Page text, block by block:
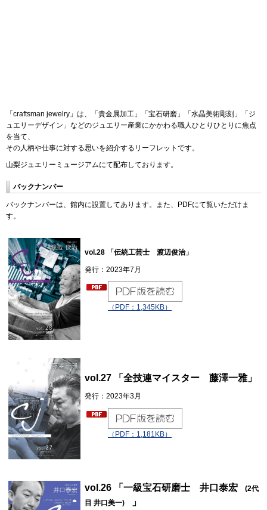
「craftsman jewelry」は、「貴金属加工」「宝石研磨」「水晶美術彫刻」「ジ
ュエリーデザイン」などのジュエリー産業にかかわる職人ひとりひとりに焦点
を当て、
その人柄や仕事に対する思いを紹介するリーフレットです。
山梨ジュエリーミュージアムにて配布しております。
バックナンバー
バックナンバーは、館内に設置してあります。また、PDFにて覧いただけま
す。
vol.28 「伝統工芸士 渡辺俊治」
発行：2023年7月
（PDF：1,345KB）
vol.27 「 全技連マイスター 藤澤一雅」
発行：2023年3月
（PDF：1,181KB）
vol.26 「一級宝石研磨士 井口泰宏 (2代
目 井口美一)
」